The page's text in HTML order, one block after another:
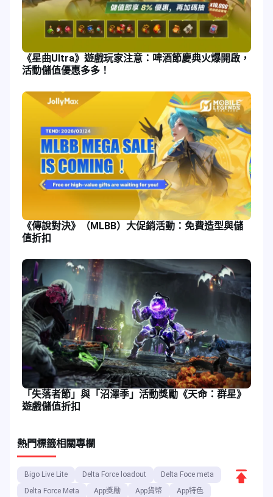
《星曲Ultra》遊戲玩家注意：啤酒節慶典火爆開啟，
活動儲值優惠多多！
《傳說對決》（MLBB）大促銷活動：免費造型與儲
值折扣
「失落者節」與「沼澤季」活動獎勵《天命：群星》
遊戲儲值折扣
熱門標籤相關專欄
Bigo Live Lite Delta Force loadout
Delta Foce meta
Delta Force Meta
App獎勵 App貨幣 App特色
返